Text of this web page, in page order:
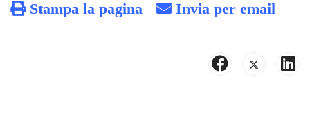
Stampa la pagina Invia per email